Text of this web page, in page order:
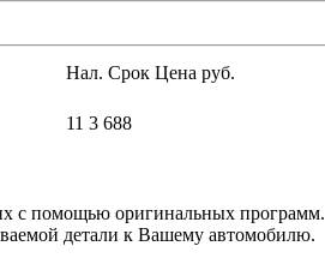
Нал. Срок Цена руб.
11 3 688
с помощью оригинальных программ.
детали к Вашему автомобилю.